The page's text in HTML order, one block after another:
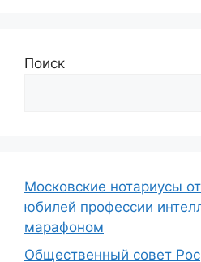
Поиск
Московские нотариусы
юбилей профессии
марафоном
Общественный совет